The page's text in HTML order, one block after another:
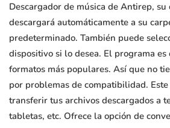
Descargador de música de Antirep, su
descargará automáticamente a su
predeterminado. También puede
dispositivo si lo desea. El programa
formatos más populares. Así que no
por problemas de compatibilidad.
transferir tus archivos descargados a
tabletas, etc. Ofrece la opción de